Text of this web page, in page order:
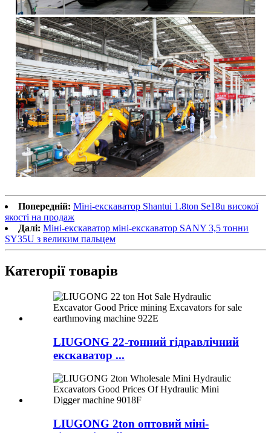
Попередній: Міні-екскаватор Shantui 1.8ton Se18u високої
якості на продаж
Далі: Міні-екскаватор міні-екскаватор SANY 3,5 тонни
SY35U з великим пальцем
Категорії товарів
LIUGONG 22-тонний гідравлічний
екскаватор ...
LIUGONG 2ton оптовий міні-